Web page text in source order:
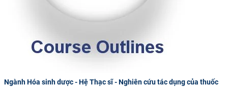
Ngành Hóa sinh dược - Hệ Thạc sĩ - Nghiên cứu tác dụng của thuốc